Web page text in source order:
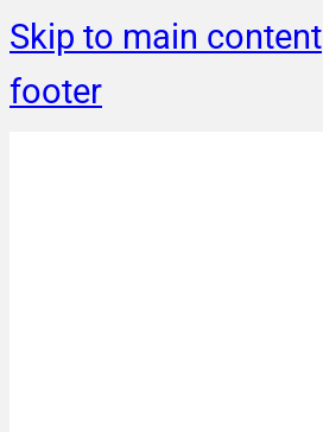
Skip to main content
footer